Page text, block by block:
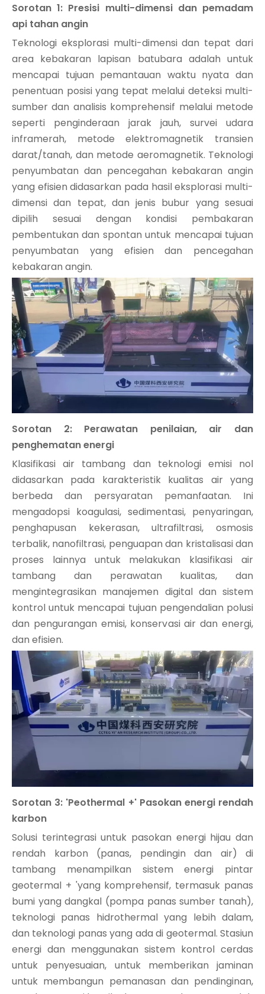
Sorotan 1: Presisi multi-dimensi dan pemadam
api tahan angin
Teknologi eksplorasi multi-dimensi dan tepat dari
area kebakaran lapisan batubara adalah untuk
mencapai tujuan pemantauan waktu nyata dan
penentuan posisi yang tepat melalui deteksi multi-
sumber dan analisis komprehensif melalui metode
seperti penginderaan jarak jauh, survei udara
inframerah, metode elektromagnetik transien
darat/tanah, dan metode aeromagnetik. Teknologi
penyumbatan dan pencegahan kebakaran angin
yang efisien didasarkan pada hasil eksplorasi multi-
dimensi dan tepat, dan jenis bubur yang sesuai
dipilih sesuai dengan kondisi pembakaran
pembentukan dan spontan untuk mencapai tujuan
penyumbatan yang efisien dan pencegahan
kebakaran angin.
Sorotan 2: Perawatan penilaian, air dan
penghematan energi
Klasifikasi air tambang dan teknologi emisi nol
didasarkan pada karakteristik kualitas air yang
berbeda dan persyaratan pemanfaatan. Ini
mengadopsi koagulasi, sedimentasi, penyaringan,
penghapusan kekerasan, ultrafiltrasi, osmosis
terbalik, nanofiltrasi, penguapan dan kristalisasi dan
proses lainnya untuk melakukan klasifikasi air
tambang dan perawatan kualitas, dan
mengintegrasikan manajemen digital dan sistem
kontrol untuk mencapai tujuan pengendalian polusi
dan pengurangan emisi, konservasi air dan energi,
dan efisien.
Sorotan 3: 'Peothermal +' Pasokan energi rendah
karbon
Solusi terintegrasi untuk pasokan energi hijau dan
rendah karbon (panas, pendingin dan air) di
tambang menampilkan sistem energi pintar
geotermal + 'yang komprehensif, termasuk panas
bumi yang dangkal (pompa panas sumber tanah),
teknologi panas hidrothermal yang lebih dalam,
dan teknologi panas yang ada di geotermal. Stasiun
energi dan menggunakan sistem kontrol cerdas
untuk penyesuaian, untuk memberikan jaminan
untuk membangun pemanasan dan pendinginan,